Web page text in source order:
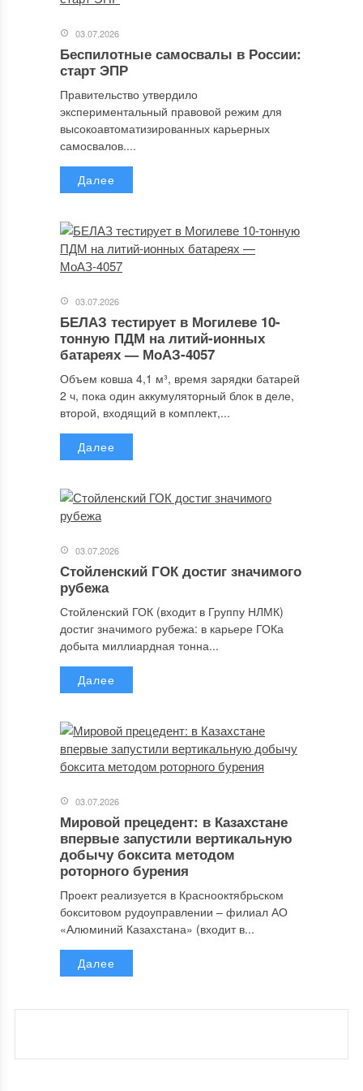
03.07.2026
Беспилотные самосвалы в России:
старт ЭПР
Правительство утвердило
экспериментальный правовой режим для
высокоавтоматизированных карьерных
самосвалов....
Далее
03.07.2026
БЕЛАЗ тестирует в Могилеве 10-
тонную ПДМ на литий-ионных
батареях — МоАЗ-4057
Объем ковша 4,1 м³, время зарядки батарей
2 ч, пока один аккумуляторный блок в деле,
второй, входящий в комплект,...
Далее
03.07.2026
Стойленский ГОК достиг значимого
рубежа
Стойленский ГОК (входит в Группу НЛМК)
достиг значимого рубежа: в карьере ГОКа
добыта миллиардная тонна...
Далее
03.07.2026
Мировой прецедент: в Казахстане
впервые запустили вертикальную
добычу боксита методом
роторного бурения
Проект реализуется в Краснооктябрьском
бокситовом рудоуправлении – филиал АО
«Алюминий Казахстана» (входит в...
Далее